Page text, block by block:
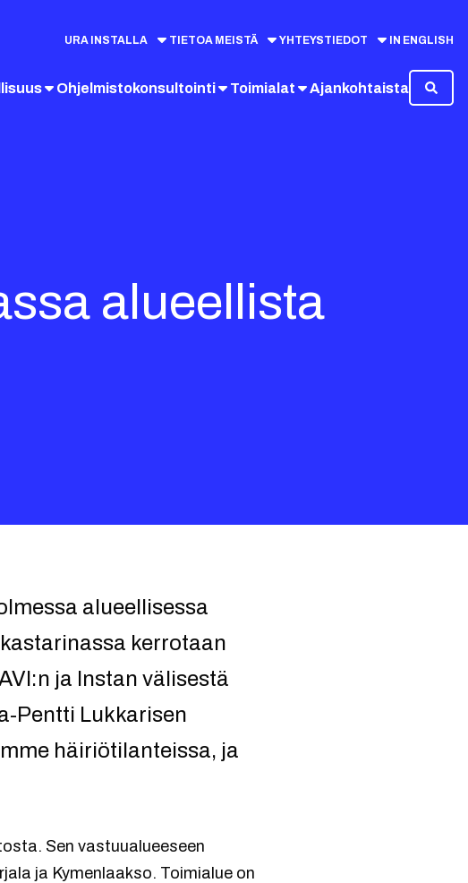
URA INSTALLA TIETOA MEISTÄ YHTEYSTIEDOT IN ENGLISH
Ohjelmistokonsultointi Toimialat Ajankohtaista
alueellista
alueellisessa
kerrotaan
ja Instan välisestä
Pentti Lukkarisen
häiriötilanteissa, ja
Sen vastuualueeseen
ja Kymenlaakso. Toimialue on